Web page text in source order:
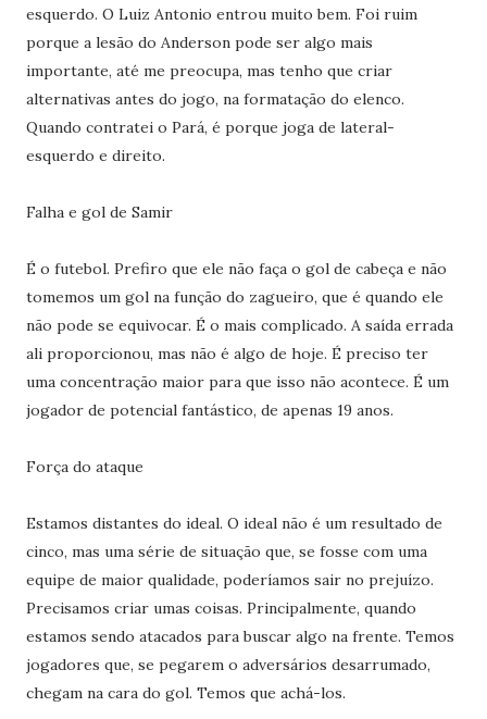
esquerdo. O Luiz Antonio entrou muito bem. Foi ruim
porque a lesão do Anderson pode ser algo mais
importante, até me preocupa, mas tenho que criar
alternativas antes do jogo, na formatação do elenco.
Quando contratei o Pará, é porque joga de lateral-
esquerdo e direito.
Falha e gol de Samir
É o futebol. Prefiro que ele não faça o gol de cabeça e não
tomemos um gol na função do zagueiro, que é quando ele
não pode se equivocar. É o mais complicado. A saída errada
ali proporcionou, mas não é algo de hoje. É preciso ter
uma concentração maior para que isso não acontece. É um
jogador de potencial fantástico, de apenas 19 anos.
Força do ataque
Estamos distantes do ideal. O ideal não é um resultado de
cinco, mas uma série de situação que, se fosse com uma
equipe de maior qualidade, poderíamos sair no prejuízo.
Precisamos criar umas coisas. Principalmente, quando
estamos sendo atacados para buscar algo na frente. Temos
jogadores que, se pegarem o adversários desarrumado,
chegam na cara do gol. Temos que achá-los.